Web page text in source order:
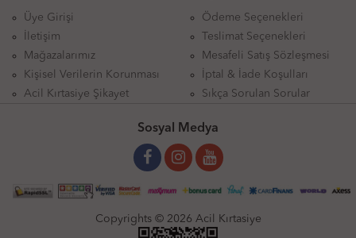
Üye Girişi
İletişim
Mağazalarımız
Kişisel Verilerin Korunması
Acil Kırtasiye Şikayet
Ödeme Seçenekleri
Teslimat Seçenekleri
Mesafeli Satış Sözleşmesi
İptal & İade Koşulları
Sıkça Sorulan Sorular
Sosyal Medya
Copyrights © 2026 Acil Kırtasiye